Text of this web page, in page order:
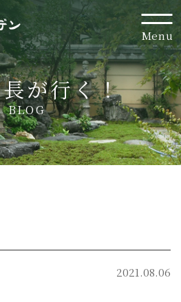
Menu
が行く！
BLOG
2021.08.06